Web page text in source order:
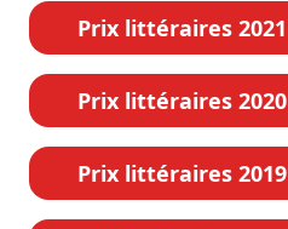
Prix littéraires 2021
Prix littéraires 2020
Prix littéraires 2019